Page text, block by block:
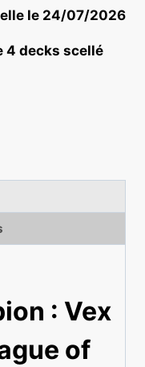
le 24/07/2026
4 decks scellé
: Vex
of